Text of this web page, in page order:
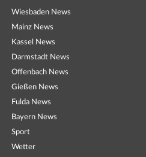
Wiesbaden News
Mainz News
Kassel News
Darmstadt News
Offenbach News
Gießen News
Fulda News
Bayern News
Sport
Wetter